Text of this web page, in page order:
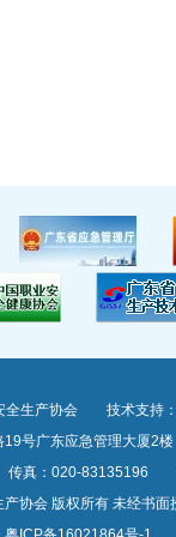
全生产协会 技术支持
19号广东应急管理大
真：020-83135196
协会 版权所有 未经书面